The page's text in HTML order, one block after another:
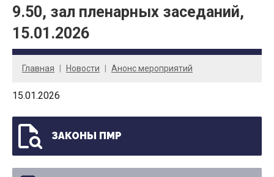
9.50, зал пленарных заседаний,
15.01.2026
Главная Новости Анонс мероприятий
15.01.2026
ЗАКОНЫ ПМР